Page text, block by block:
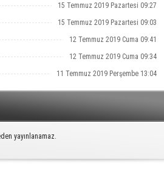
15 Temmuz 2019 Pazartesi 09:27
15 Temmuz 2019 Pazartesi 09:03
12 Temmuz 2019 Cuma 09:41
12 Temmuz 2019 Cuma 09:34
11 Temmuz 2019 Perşembe 13:04
yayınlanamaz.